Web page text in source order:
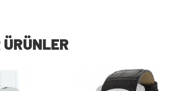
ÜRÜNLER